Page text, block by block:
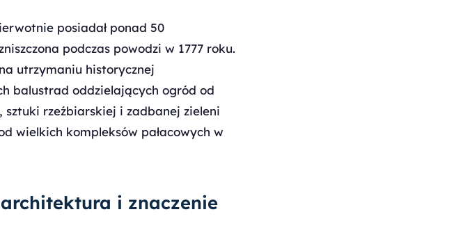
posiadał ponad 50
podczas powodzi w 1777 roku.
utrzymaniu historycznej
balustrad oddzielających ogród od
sztuki rzeźbiarskiej i zadbanej zieleni
wielkich kompleksów pałacowych w
i znaczenie